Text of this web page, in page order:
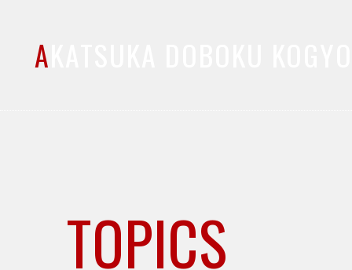
A
TOPICS